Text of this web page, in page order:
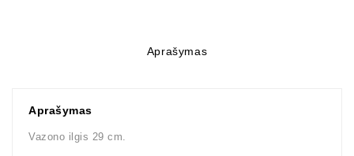
Aprašymas
Aprašymas
Vazono ilgis 29 cm.